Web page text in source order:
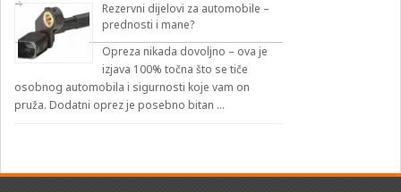
Rezervni dijelovi za automobile –
prednosti i mane?
Opreza nikada dovoljno – ova je
izjava 100% točna što se tiče
osobnog automobila i sigurnosti koje vam on
pruža. Dodatni oprez je posebno bitan …